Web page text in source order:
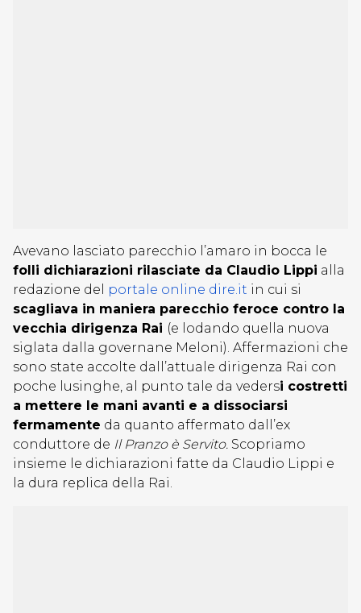
Avevano lasciato parecchio l’amaro in bocca le
folli dichiarazioni rilasciate da Claudio Lippi alla
redazione del
portale online dire.it in cui si
scagliava in maniera parecchio feroce contro la
vecchia dirigenza Rai (e lodando quella nuova
siglata dalla governane Meloni). Affermazioni che
sono state accolte dall’attuale dirigenza Rai con
poche lusinghe, al punto tale da vedersi costretti
a mettere le mani avanti e a dissociarsi
fermamente da quanto affermato dall’ex
conduttore de Il Pranzo è Servito. Scopriamo
insieme le dichiarazioni fatte da Claudio Lippi e
la dura replica della Rai.